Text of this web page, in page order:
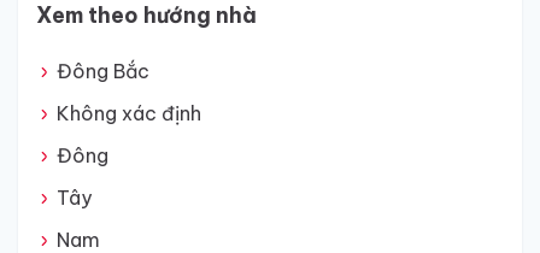
Xem theo hướng nhà
Đông Bắc
Không xác định
Đông
Tây
Nam